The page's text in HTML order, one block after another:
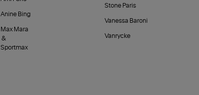
Anine Bing
Max Mara
&
Sportmax
Stone Paris
Vanessa Baroni
Vanrycke